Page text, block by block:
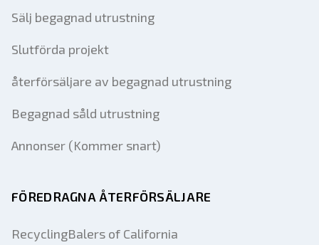
Sälj begagnad utrustning
Slutförda projekt
återförsäljare av begagnad utrustning
Begagnad såld utrustning
Annonser (Kommer snart)
FÖREDRAGNA ÅTERFÖRSÄLJARE
RecyclingBalers of California